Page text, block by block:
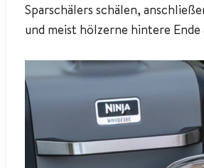
Sparschälers schälen,
und meist hölzerne hintere Ende